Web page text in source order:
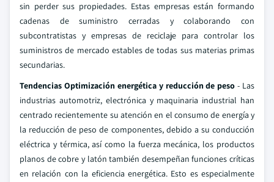
sin perder sus propiedades. Estas empresas están formando
cadenas de suministro cerradas y colaborando con
subcontratistas y empresas de reciclaje para controlar los
suministros de mercado estables de todas sus materias primas
secundarias.
Tendencias Optimización energética y reducción de peso - Las
industrias automotriz, electrónica y maquinaria industrial han
centrado recientemente su atención en el consumo de energía y
la reducción de peso de componentes, debido a su conducción
eléctrica y térmica, así como la fuerza mecánica, los productos
planos de cobre y latón también desempeñan funciones críticas
en relación con la eficiencia energética. Esto es especialmente